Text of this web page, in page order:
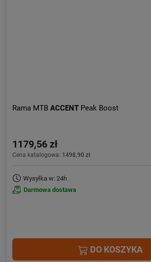
Rama MTB ACCENT Peak Boost
1179,56 zł
Cena katalogowa: 1498,90 zł
Wysyłka w: 24h
Darmowa dostawa
DO KOSZYKA